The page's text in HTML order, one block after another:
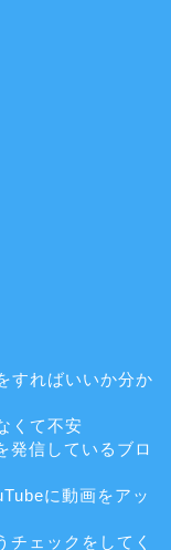
すればいいか分か
くて不安
発信しているブロ
に動画をアッ
チェックをしてく